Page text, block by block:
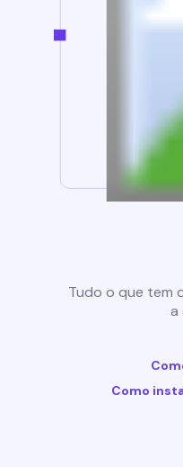
Tudo o que tem
a
Como